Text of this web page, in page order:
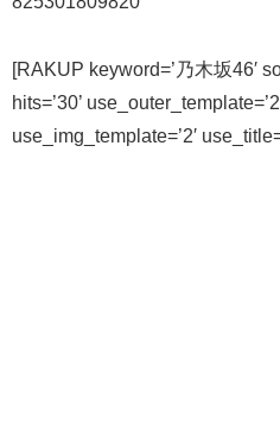
[RAKUP keyword=’乃木坂46′
hits=’30’
use_img_template=’2′